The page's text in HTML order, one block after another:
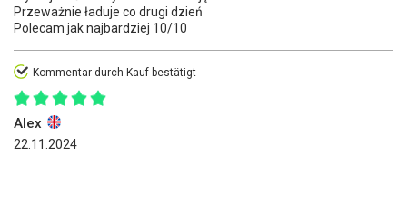
Przeważnie ładuje co drugi dzień
Polecam jak najbardziej 10/10
Kommentar durch Kauf bestätigt
Alex
22.11.2024